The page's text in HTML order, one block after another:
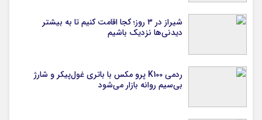
شیراز در ۳ روز؛ کجا اقامت کنیم تا به بیشتر
دیدنی‌ها نزدیک باشیم
ردمی K100 پرو مکس با باتری غول‌پیکر و شارژ
بی‌سیم روانه بازار می‌شود